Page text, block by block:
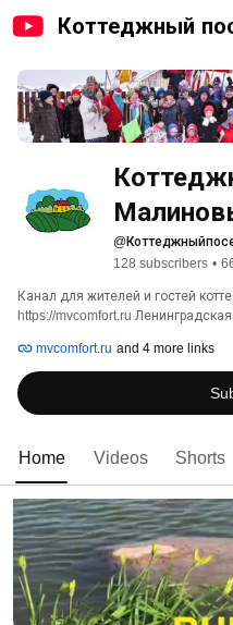
Коттеджный
128 subscribers •
Канал для жителей и гостей
https://mvcomfort.ru
#загород #загороднаяжизнь
mvcomfort.ru and 4 more links
Home Videos Shorts